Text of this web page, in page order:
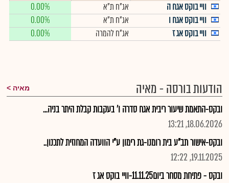
וויי בוקס אגח ה
אג"ח ת"א
0.00%
וויי בוקס אגח ו
אג"ח ת"א
0.00%
וויי בוקס אג ז
אג"ח להמרה 0.00%
הודעות בורסה - מאיה מאיה
ובקס-התאמת שיעור ריבית אגח סדרה ו' בעקבות קבלת היתר בניה...
18.06.2026, 13:21
ובקס-אישור תב"ע בית רומנו-גת רימון ע"י הוועדה המחוזית לתכנון..
19.11.2025, 12:22
ובקס - פתיחת מסחר ביום11.11.25-וויי בוקס אג ז